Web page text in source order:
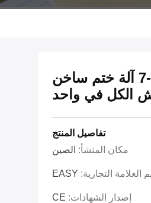
آلة طباعة الشاشة بالأنبوب الناعم سيرفو 1-7 آلة ختم ساخن
الكل في واحد
تفاصيل المنتج
مكان المنشأ: الصين
العلامة التجارية: EASY
إصدار الشهادات: CE